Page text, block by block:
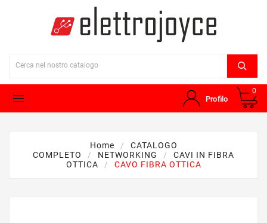
 Profilo
0
Home
CATALOGO
COMPLETO
NETWORKING
CAVI IN FIBRA
OTTICA
CAVO FIBRA OTTICA